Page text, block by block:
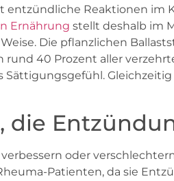
entzündliche Reaktionen im
Ernährung stellt deshalb im
Die pflanzlichen
rund 40 Prozent aller
Sättigungsgefühl.
die
oder
Patienten, da sie